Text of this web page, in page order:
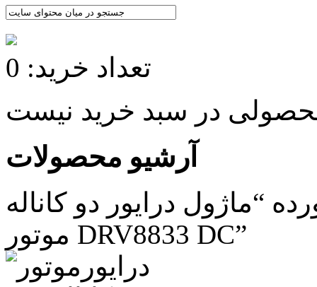
تعداد خرید: 0
آرشیو محصولات
درایور دو کاناله
موتور DRV8833 DC”